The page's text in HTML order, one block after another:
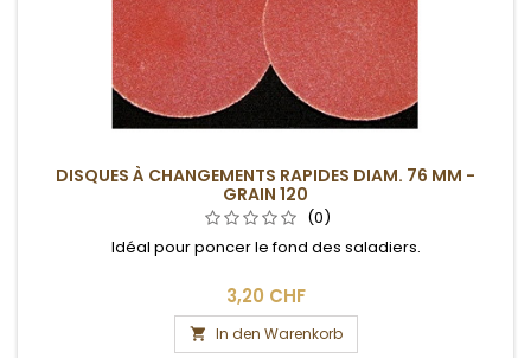
DISQUES À CHANGEMENTS RAPIDES DIAM. 76 MM -
GRAIN 120
(0)
Idéal pour poncer le fond des saladiers.
3,20 CHF
 In den Warenkorb